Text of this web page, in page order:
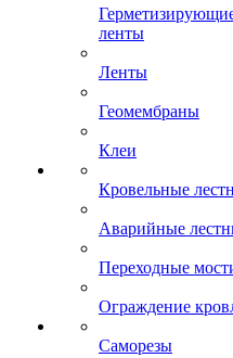
ленты
Ленты
Геомембраны
Клеи
Кровельные
Аварийные
Переходные
Ограждение
Саморезы